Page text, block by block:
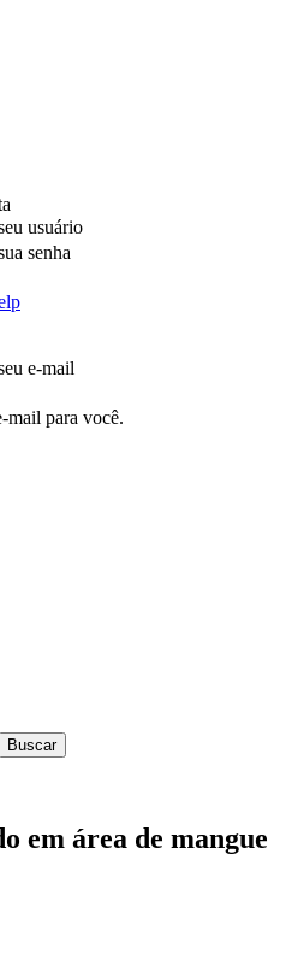
usuário
senha
e-mail
mail para você.
em área de mangue